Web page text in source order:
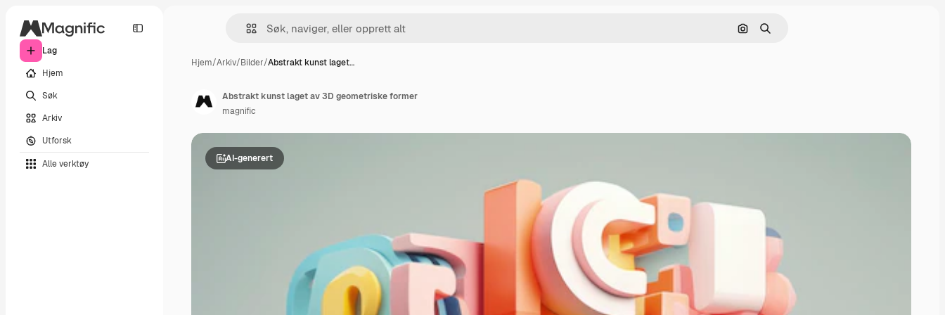
Lag
Hjem
Søk
Arkiv
Utforsk
Alle verktøy
Søk etter bilde
Søk
Hjem/Arkiv/Bilder/Abstrakt kunst laget…
AI-generert
Abstrakt kunst laget av 3D geometriske former
magnific